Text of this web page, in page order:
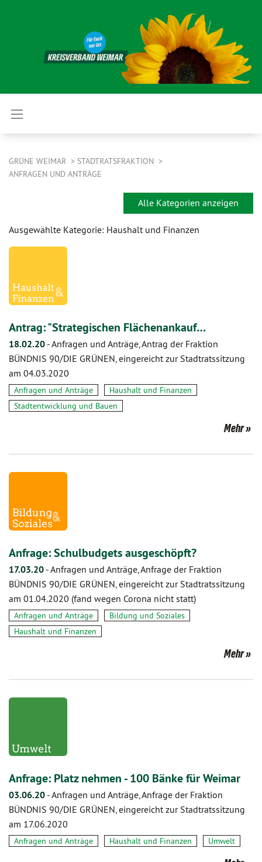
GRÜNE WEIMAR
STADTRATSFRAKTION
ANFRAGEN UND ANTRÄGE
Alle Kategorien anzeigen
Ausgewählte Kategorie: Haushalt und Finanzen
Antrag: "Strategischen Flächenankauf…
18.02.20 -Anfragen und Anträge, Antrag der Fraktion
BÜNDNIS 90/DIE GRÜNEN, eingereicht zur Stadtratssitzung
am 04.03.2020
Anfragen und Anträge
Haushalt und Finanzen
Stadtentwicklung und Bauen
Mehr
Anfrage: Schulbudgets ausgeschöpft?
17.03.20 -Anfragen und Anträge, Anfrage der Fraktion
BÜNDNIS 90/DIE GRÜNEN, eingereicht zur Stadtratssitzung
am 01.04.2020 (fand wegen Corona nicht statt)
Anfragen und Anträge
Bildung und Soziales
Haushalt und Finanzen
Mehr
Anfrage: Platz nehmen - 100 Bänke für Weimar
03.06.20 -Anfragen und Anträge, Anfrage der Fraktion
BÜNDNIS 90/DIE GRÜNEN, eingereicht zur Stadtratssitzung
am 17.06.2020
Anfragen und Anträge Haushalt und Finanzen Umwelt